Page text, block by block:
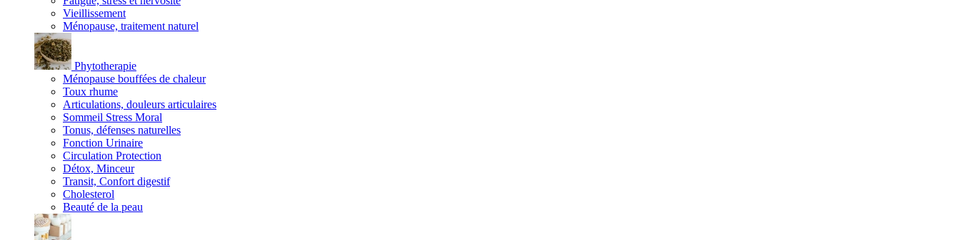
Vieillissement
Ménopause, traitement naturel
Phytotherapie
Ménopause bouffées de chaleur
Toux rhume
Articulations, douleurs articulaires
Sommeil Stress Moral
Tonus, défenses naturelles
Fonction Urinaire
Circulation Protection
Détox, Minceur
Transit, Confort digestif
Cholesterol
Beauté de la peau